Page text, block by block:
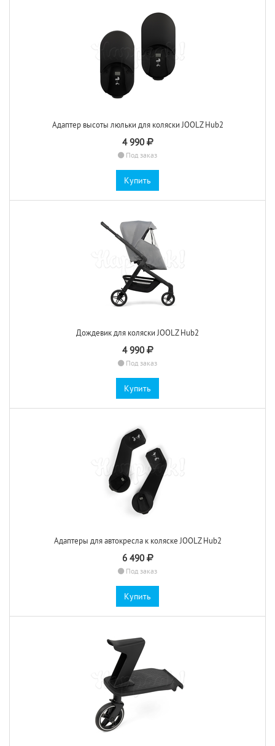
Адаптер высоты люльки для коляски JOOLZ Hub2
4 990
Под заказ
Купить
Дождевик для коляски JOOLZ Hub2
4 990
Под заказ
Купить
Адаптеры для автокресла к коляске JOOLZ Hub2
6 490
Под заказ
Купить